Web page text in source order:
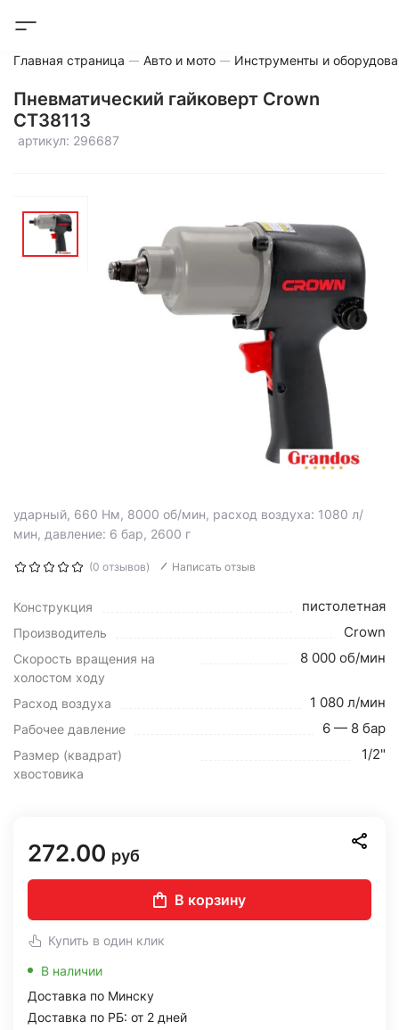
Главная страница Авто и мото Инструменты и
Пневматический гайковерт Crown
CT38113
артикул: 296687
ударный, 660 Нм, 8000 об/мин, расход воздуха: 1080 л/
мин, давление: 6 бар, 2600 г
(0 отзывов) Написать отзыв
Конструкция пистолетная
Производитель Crown
Скорость вращения на
холостом ходу
8 000 об/мин
Расход воздуха 1 080 л/мин
Рабочее давление 6 — 8 бар
Размер (квадрат)
хвостовика
1/2"
272.00 руб
В корзину
Купить в один клик
В наличии
Доставка по Минску
Доставка по РБ: от 2 дней